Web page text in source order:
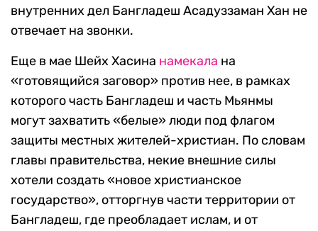
внутренних дел Бангладеш Асадуззаман Хан не
отвечает на звонки.
Еще в мае Шейх Хасина намекала на
«готовящийся заговор» против нее, в рамках
которого часть Бангладеш и часть Мьянмы
могут захватить «белые» люди под флагом
защиты местных жителей-христиан. По словам
главы правительства, некие внешние силы
хотели создать «новое христианское
государство», отторгнув части территории от
Бангладеш, где преобладает ислам, и от